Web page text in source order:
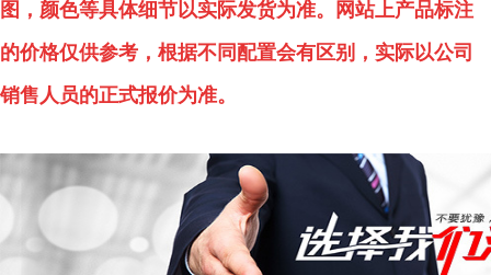
图，颜色等具体细节以实际发货为准。网站上产品标注
的价格仅供参考，根据不同配置会有区别，实际以公司
销售人员的正式报价为准。